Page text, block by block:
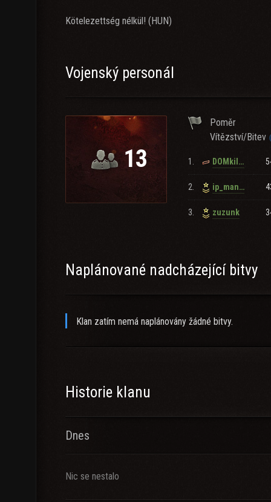
Kötelezettség nélkül! (HUN)
Vojenský personál
13
Poměr
Vítězství/Bitev
1. DOMkiller10
2. ip_man73
3. zuzunk
Naplánované nadcházející bitvy
Klan zatím nemá naplánovány žádné bitvy.
Historie klanu
Dnes
Nic se nestalo